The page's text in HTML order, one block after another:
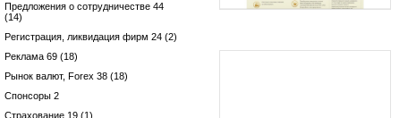
Предложения о сотрудничестве 44
(14)
Регистрация, ликвидация фирм 24 (2)
Реклама 69 (18)
Рынок валют, Forex 38 (18)
Спонсоры 2
Страхование 19 (1)